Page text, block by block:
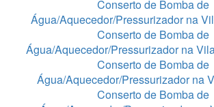
Conserto de Bomba de
Água/Aquecedor/Pressurizador na
Conserto de Bomba de
Água/Aquecedor/Pressurizador na
Conserto de Bomba de
Água/Aquecedor/Pressurizador na
Conserto de Bomba de